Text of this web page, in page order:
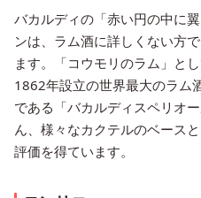
バカルディの「赤い円の中に
ンは、ラム酒に詳しくない方
ます。「コウモリのラム」と
1862年設立の世界最大のラム
である「バカルディスペリオ
ん、様々なカクテルのベース
評価を得ています。